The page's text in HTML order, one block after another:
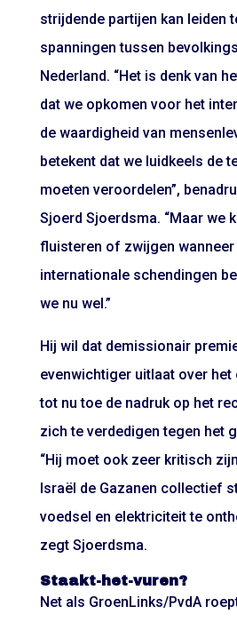
strijdende partijen kan leiden
spanningen tussen
Nederland. “Het is denk van
dat we opkomen voor het
de waardigheid van
betekent dat we luidkeels de
moeten veroordelen”,
Sjoerd Sjoerdsma. “Maar we
fluisteren of zwijgen wanneer
internationale schendingen
we nu wel.”
Hij wil dat demissionair
evenwichtiger uitlaat over
tot nu toe de nadruk op het
zich te verdedigen tegen het
“Hij moet ook zeer kritisch
Israël de Gazanen collectief
voedsel en elektriciteit te
zegt Sjoerdsma.
Staakt-het-vuren?
Net als GroenLinks/PvdA